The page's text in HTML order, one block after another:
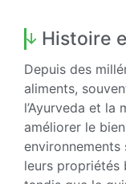
Histoire
Depuis des
aliments,
l’Ayurveda et la
améliorer le
leurs propriétés